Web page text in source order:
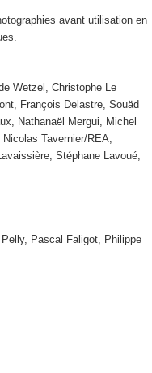
avant utilisation en
Wetzel, Christophe Le
François Delastre, Souäd
Nathanaël Mergui, Michel
Tavernier/REA,
Stéphane Lavoué,
Pascal Faligot, Philippe